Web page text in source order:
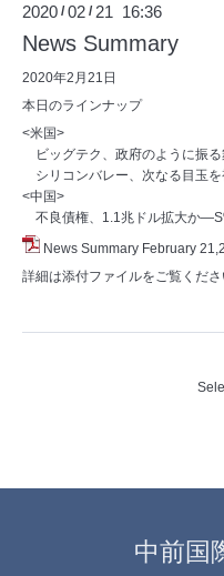
2020 /02 / 21 16:36
News Summary
2020年2月21日
本日のラインナップ
<米国>
ビッグテク、政府のように振
シリコンバレー、次なる目玉を
<中国>
不良債権、1.1兆ドル拡大か
News Summary February
詳細は添付ファイルをご覧くだ
中前国